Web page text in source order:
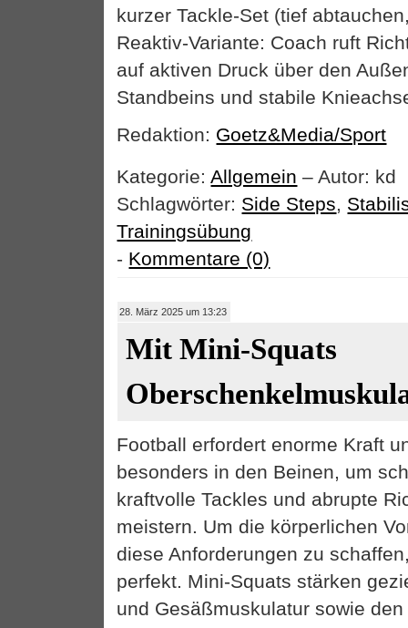
kurzer Tackle-Set (tief
Reaktiv-Variante: Coach ruft
auf aktiven Druck über den
Standbeins und stabile
Redaktion: Goetz&Media/Sport
Kategorie:Allgemein – Autor: kd
Schlagwörter: Side Steps,
Trainingsübung
- Kommentare (0)
28. März 2025 um 13:23
Mit Mini-Squats
Football erfordert enorme Kraft
besonders in den Beinen, um
kraftvolle Tackles und abrupte
meistern. Um die körperlichen
diese Anforderungen zu
perfekt. Mini-Squats stärken
und Gesäßmuskulatur sowie